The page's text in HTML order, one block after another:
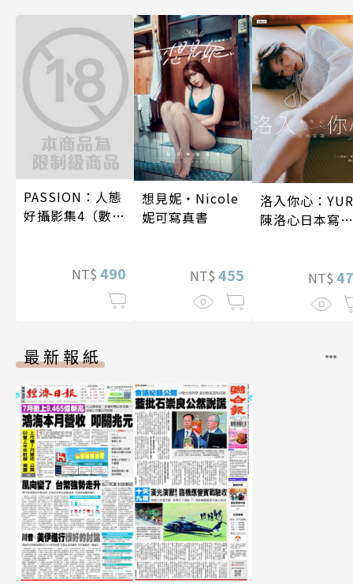
PASSION：人態
好攝影集4（數位
NT$ 490
想見妮‧Nicole
妮可寫真書
NT$ 455
洛入你心：
陳洛心日本寫真
NT$
最新報紙